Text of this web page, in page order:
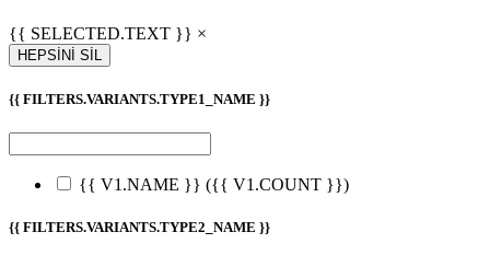
{{ SELECTED.TEXT }} ×
HEPSİNİ SİL
{{ FILTERS.VARIANTS.TYPE1_NAME }}
{{ V1.NAME }} ({{ V1.COUNT }})
{{ FILTERS.VARIANTS.TYPE2_NAME }}